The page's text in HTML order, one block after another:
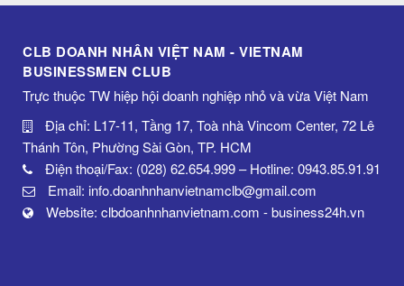
CLB DOANH NHÂN VIỆT NAM - VIETNAM
BUSINESSMEN CLUB
Trực thuộc TW hiệp hội doanh nghiệp nhỏ và vừa Việt Nam
Địa chỉ: L17-11, Tầng 17, Toà nhà Vincom Center, 72 Lê
Thánh Tôn, Phường Sài Gòn, TP. HCM
Điện thoại/Fax: (028) 62.654.999 – Hotline: 0943.85.91.91
Email: info.doanhnhanvietnamclb@gmail.com
Website: clbdoanhnhanvietnam.com - business24h.vn